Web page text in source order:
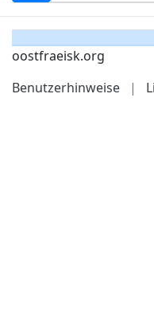
oostfraeisk.org
Benutzerhinweise
|